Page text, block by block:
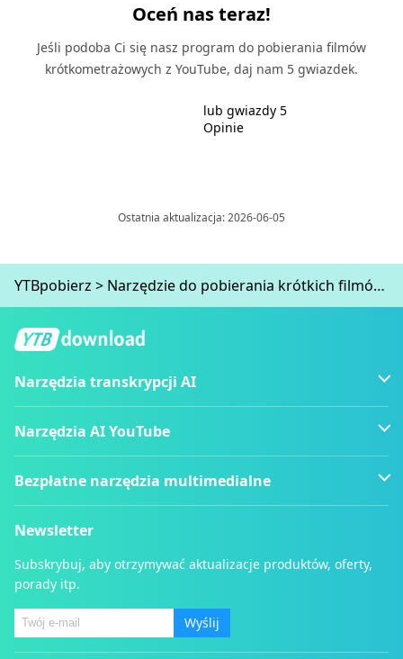
Oceń nas teraz!
Jeśli podoba Ci się nasz program do pobierania filmów
krótkometrażowych z YouTube, daj nam 5 gwiazdek.
lub gwiazdy 5
Opinie
Ostatnia aktualizacja: 2026-06-05
YTBpobierz > Narzędzie do pobierania krótkich filmów z YouTube
Narzędzia transkrypcji AI
Narzędzia AI YouTube
Bezpłatne narzędzia multimedialne
Newsletter
Subskrybuj, aby otrzymywać aktualizacje produktów, oferty,
porady itp.
Wyślij